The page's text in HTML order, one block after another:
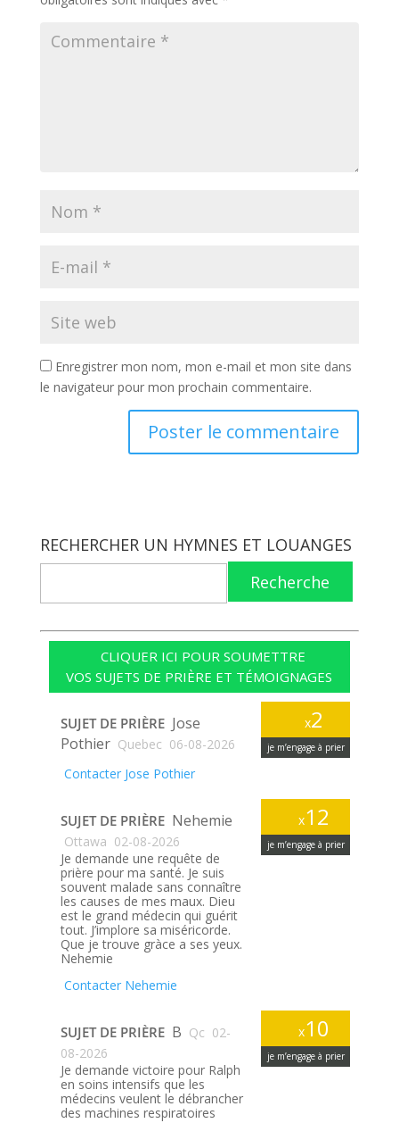
Enregistrer mon nom, mon e-mail et mon site dans
le navigateur pour mon prochain commentaire.
RECHERCHER UN HYMNES ET LOUANGES
Recherche
CLIQUER ICI POUR SOUMETTRE
VOS SUJETS DE PRIÈRE ET TÉMOIGNAGES
x2
je m’engage à prier
SUJET DE PRIÈRE Jose
Pothier Quebec 06-08-2026
Contacter Jose Pothier
x12
je m’engage à prier
SUJET DE PRIÈRE Nehemie
Ottawa 02-08-2026
Je demande une requête de
prière pour ma santé. Je suis
souvent malade sans connaître
les causes de mes maux. Dieu
est le grand médecin qui guérit
tout. J’implore sa miséricorde.
Que je trouve gràce a ses yeux.
Nehemie
Contacter Nehemie
x10
je m’engage à prier
SUJET DE PRIÈRE B Qc 02-
08-2026
Je demande victoire pour Ralph
en soins intensifs que les
médecins veulent le débrancher
des machines respiratoires